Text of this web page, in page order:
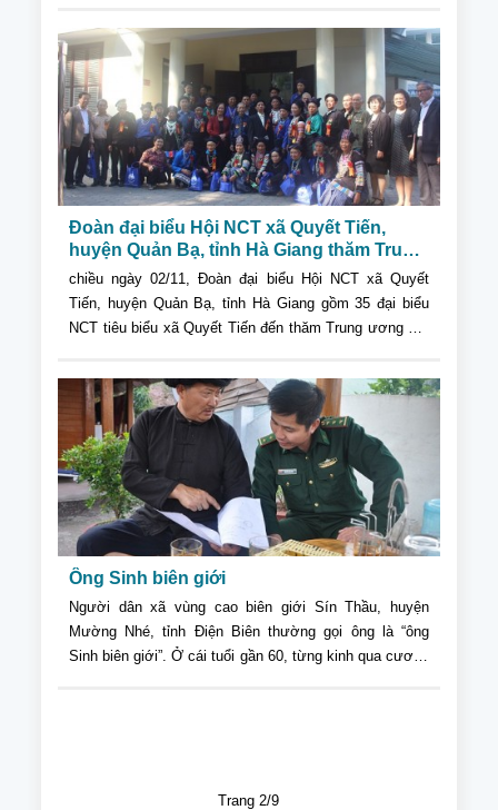
cách đây vài tháng, khi đã bước vào độ tuổi “xưa nay
hiếm”.
Đoàn đại biểu Hội NCT xã Quyết Tiến,
huyện Quản Bạ, tỉnh Hà Giang thăm Trung
ương Hội NCT Việt Nam
chiều ngày 02/11, Đoàn đại biểu Hội NCT xã Quyết
Tiến, huyện Quản Bạ, tỉnh Hà Giang gồm 35 đại biểu
NCT tiêu biểu xã Quyết Tiến đến thăm Trung ương Hội
Ông Sinh biên giới
Người dân xã vùng cao biên giới Sín Thầu, huyện
Mường Nhé, tỉnh Điện Biên thường gọi ông là “ông
Sinh biên giới”. Ở cái tuổi gần 60, từng kinh qua cương
Trang 2/9